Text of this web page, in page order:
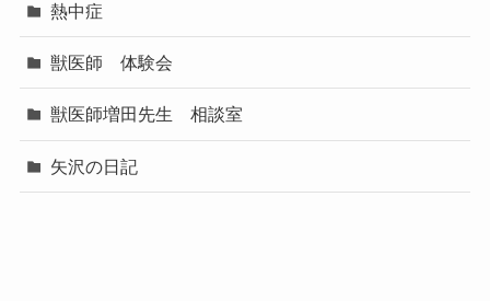
熱中症
獣医師 体験会
獣医師増田先生 相談室
矢沢の日記